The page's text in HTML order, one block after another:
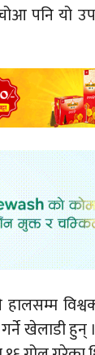
पनि
हालसम्म
खेलाडी